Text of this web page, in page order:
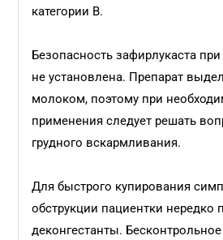
категории В.
Безопасность зафирлукаста
не установлена. Препарат
молоком, поэтому при
применения следует решать
грудного вскармливания.
Для быстрого купирования
обструкции пациентки нередко
деконгестанты.